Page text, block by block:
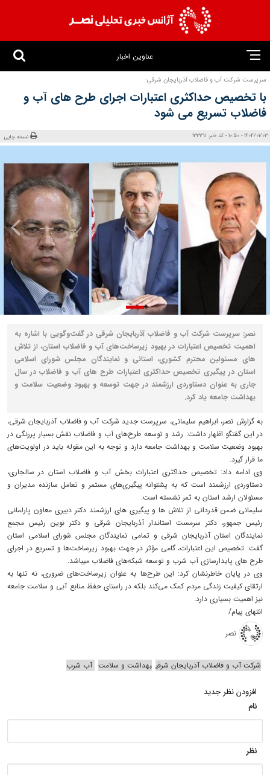
عناوین اخبار
سرپرست شرکت آب و فاضلاب آذربایجان شرقی:
با تخصیص حداکثری اعتبارات اجرای طرح های آب و
فاضلاب تسریع می شود
1404/01/03 - 10:50 - کد خبر: 133291 نسخه چاپی
نصر: سرپرست شرکت آب و فاضلاب آذربایجان شرقی در گفت‌وگویی با اشاره به
اهمیت تخصیص اعتبارات در بهبود زیرساخت‌های آب و فاضلاب استان، از تلاش
های مسئولین محترم کشوری، استانی و نمایندگان مجلس شورای اسلامی
استان در پیگیری تخصیص حداکثری اعتبارات طرح های آب و فاضلاب در سال
جاری به عنوان دستاوردی ارزشمند در جهت توسعه و بهبود وضعیت سلامت و
بهداشت جامعه یاد کرد.
به گزارش نصر، ابراهیم سلیمانی، سرپرست جدید شرکت آب و فاضلاب آذربایجان شرقی،
در این گفتگو اظهار داشت: رشد و توسعه طرح‌های آب و فاضلاب نقش بسیار پررنگی در
بهبود وضعیت سلامت و بهداشت جامعه دارد و توجه به این مقوله باید در اولویت‌های
ما قرار گیرد.
وی ادامه داد: تخصیص حداکثری اعتبارات بخش آب و فاضلاب استان در سالجاری،
دستاوردی ارزشمند است که به پشتوانه پیگیری‌های مستمر و تعامل سازنده مدیران و
مسئولان ارشد استان به ثمر نشسته است.
سلیمانی ضمن قدردانی از تلاش ها و پیگیری های ارزشمند دکتر دبیری معاون پارلمانی
رئیس جمهور، دکتر سرمست استاندار آذربایجان شرقی و دکتر نوین رئیس مجمع
نمایندگان استان آذربایجان شرقی و تمامی نمایندگان مجلس شورای اسلامی استان
گفت: تخصیص این اعتبارات، گامی مؤثر در جهت بهبود زیرساخت‌ها و تسریع در اجرای
طرح های پایدارسازی آب شرب و توسعه شبکه‌های فاضلاب میباشد.
وی در پایان خاطرنشان کرد: این طرح‌ها به عنوان زیرساخت‌های ضروری، نه تنها به
ارتقای کیفیت زندگی مردم کمک می‌کند بلکه در راستای حفظ منابع آبی و سلامت جامعه
نیز اهمیت بسیاری دارد.
انتهای پیام/
نصر
شرکت آب و فاضلاب آذربایجان شرقی بهداشت و سلامت آب‌ شرب
افزودن نظر جدید
نام
نظر